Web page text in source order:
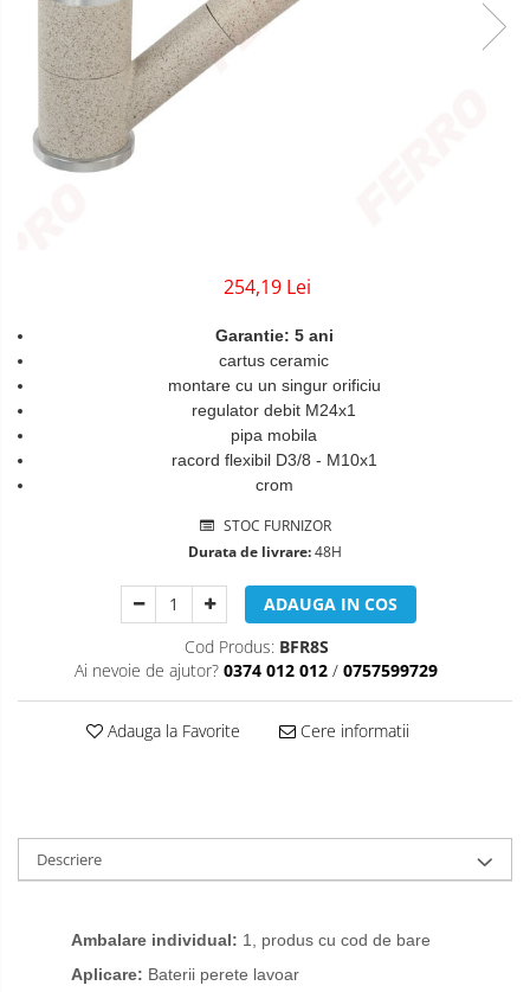
Sigurante Gewiss
Sigurante Legrand
Sigurante Schneider
Tablouri electrice
Tablouri Gewiss
254,19 Lei
Garantie: 5 ani
cartus ceramic
montare cu un singur orificiu
regulator debit M24x1
pipa mobila
racord flexibil D3/8 - M10x1
crom
STOC FURNIZOR
Durata de livrare:48H
ADAUGA IN COS
Cod Produs: BFR8S
Ai nevoie de ajutor? 0374 012 012 / 0757599729
Adauga la Favorite Cere informatii
Descriere
Ambalare individual: 1, produs cu cod de bare
Aplicare: Baterii perete lavoar